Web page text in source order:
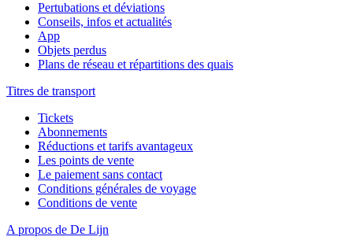
Pertubations et déviations
Conseils, infos et actualités
App
Objets perdus
Plans de réseau et répartitions des quais
Titres de transport
Tickets
Abonnements
Réductions et tarifs avantageux
Les points de vente
Le paiement sans contact
Conditions générales de voyage
Conditions de vente
A propos de De Lijn